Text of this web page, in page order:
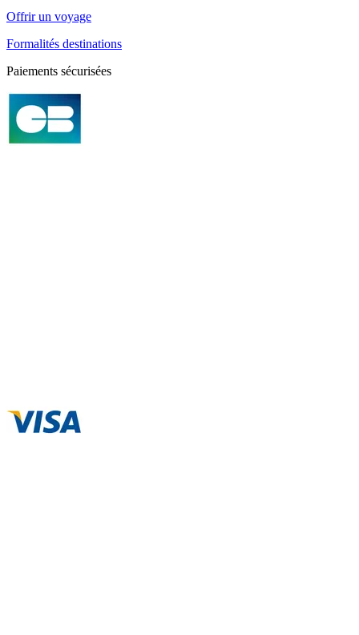
Offrir un voyage
Formalités destinations
Paiements sécurisées